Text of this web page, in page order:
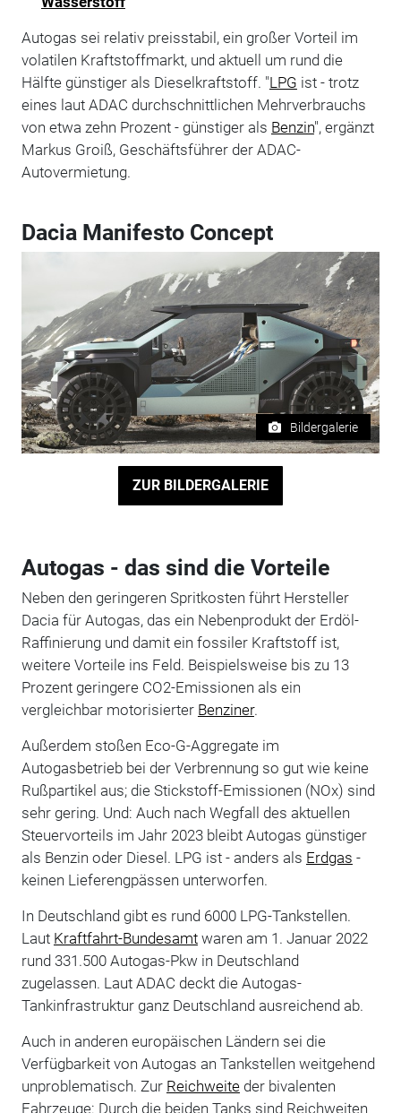
Autogas sei relativ preisstabil, ein großer Vorteil im
volatilen Kraftstoffmarkt, und aktuell um rund die
Hälfte günstiger als Dieselkraftstoff. "LPG ist - trotz
eines laut ADAC durchschnittlichen Mehrverbrauchs
von etwa zehn Prozent - günstiger als Benzin", ergänzt
Markus Groiß, Geschäftsführer der ADAC-
Autovermietung.
Dacia Manifesto Concept
Bildergalerie
ZUR BILDERGALERIE
Autogas - das sind die Vorteile
Neben den geringeren Spritkosten führt Hersteller
Dacia für Autogas, das ein Nebenprodukt der Erdöl-
Raffinierung und damit ein fossiler Kraftstoff ist,
weitere Vorteile ins Feld. Beispielsweise bis zu 13
Prozent geringere CO2-Emissionen als ein
vergleichbar motorisierter Benziner.
Außerdem stoßen Eco-G-Aggregate im
Autogasbetrieb bei der Verbrennung so gut wie keine
Rußpartikel aus; die Stickstoff-Emissionen (NOx) sind
sehr gering. Und: Auch nach Wegfall des aktuellen
Steuervorteils im Jahr 2023 bleibt Autogas günstiger
als Benzin oder Diesel. LPG ist - anders als Erdgas -
keinen Lieferengpässen unterworfen.
In Deutschland gibt es rund 6000 LPG-Tankstellen.
Laut Kraftfahrt-Bundesamtwaren am 1. Januar 2022
rund 331.500 Autogas-Pkw in Deutschland
zugelassen. Laut ADAC deckt die Autogas-
Tankinfrastruktur ganz Deutschland ausreichend ab.
Auch in anderen europäischen Ländern sei die
Verfügbarkeit von Autogas an Tankstellen weitgehend
unproblematisch. Zur Reichweiteder bivalenten
Fahrzeuge: Durch die beiden Tanks sind Reichweiten